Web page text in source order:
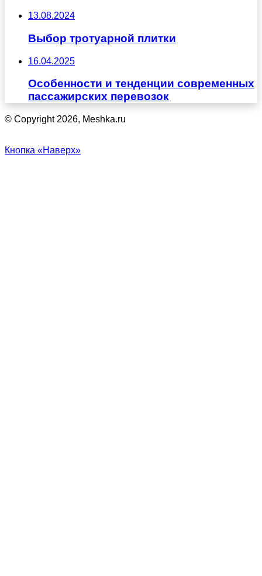
13.08.2024
Выбор тротуарной плитки
16.04.2025
Особенности и тенденции современных
пассажирских перевозок
© Copyright 2026, Meshka.ru
Кнопка «Наверх»